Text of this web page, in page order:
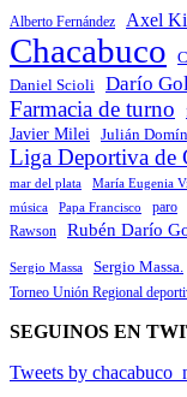
Alberto Fernández Axel
Chacabuco
Daniel Scioli Darío
Farmacia de turno
Javier Milei Julián
Liga Deportiva de
mar del plata María Eugenia
música Papa Francisco paro
Rawson Rubén Darío
Sergio Massa Sergio Massa.
Torneo Unión Regional
SEGUINOS EN
Tweets by